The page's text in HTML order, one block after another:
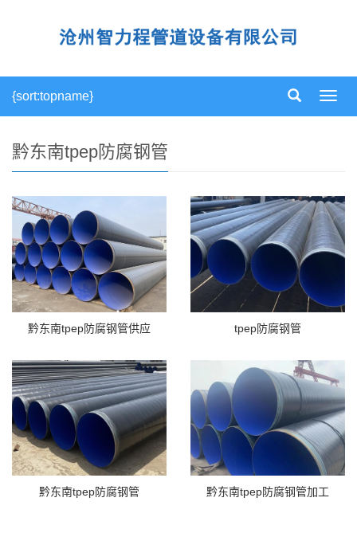
导
{sort:topname}
黔东南tpep防腐钢管
黔东南tpep防腐钢管供应 tpep防腐钢管
黔东南tpep防腐钢管 黔东南tpep防腐钢管加工